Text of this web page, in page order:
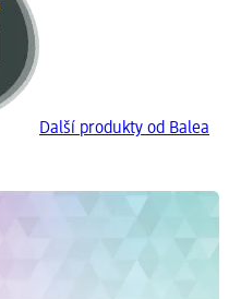
Další produkty od Balea